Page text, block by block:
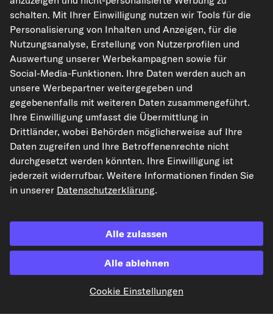
Hilfe & Support
Rechtliches
Akzeptierte Zahlungsarten
Unsere Versandpartner
carpardoo.nl
schalten. Mit Ihrer Einwilligung nutzen wir Tools für die
Personalisierung von Inhalten und Anzeigen, für die
Nutzungsanalyse, Erstellung von Nutzerprofilen und
Auswertung unserer Werbekampagnen sowie für
Social-Media-Funktionen. Ihre Daten werden auch an
unsere Werbepartner weitergegeben und
gegebenenfalls mit weiteren Daten zusammengeführt.
Ihre Einwilligung umfasst die Übermittlung in
Drittländer, wobei Behörden möglicherweise auf Ihre
Daten zugreifen und Ihre Betroffenenrechte nicht
durchgesetzt werden könnten. Ihre Einwilligung ist
jederzeit widerrufbar. Weitere Informationen finden Sie
in unserer Datenschutzerklärung.
Alle zulassen
Alle ablehnen
Cookie Einstellungen